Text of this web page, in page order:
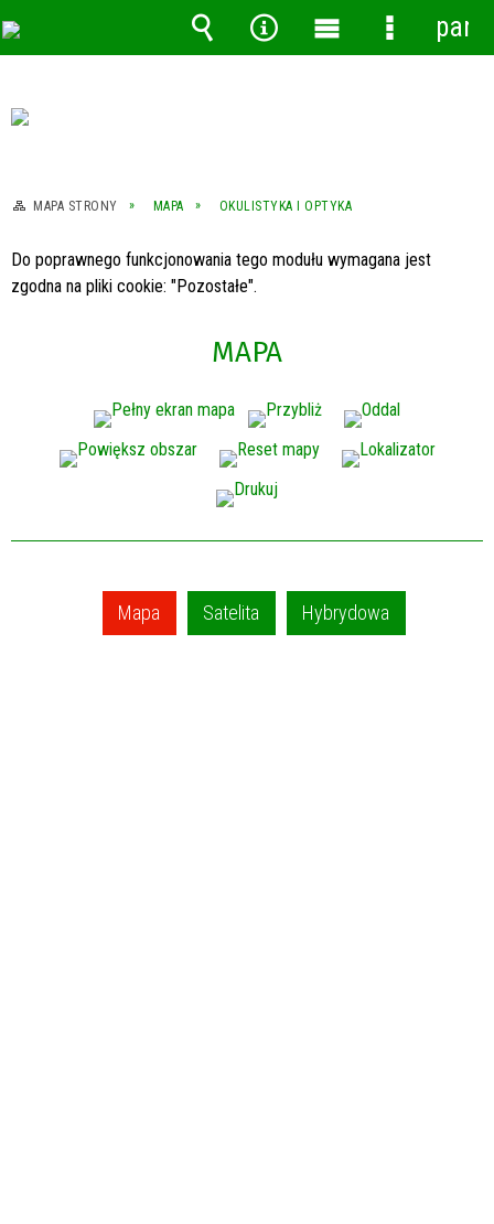
MAPA STRONY MAPA OKULISTYKA I OPTYKA
Do poprawnego funkcjonowania tego modułu wymagana jest
zgodna na pliki cookie: "Pozostałe".
MAPA
Mapa Satelita Hybrydowa
Wyszukiwarka
Narzędzia
MenuMenu